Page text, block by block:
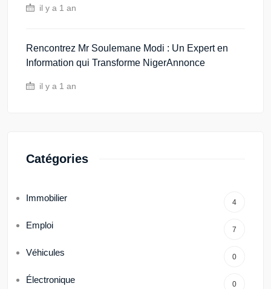
il y a 1 an
Rencontrez Mr Soulemane Modi : Un Expert en
Information qui Transforme NigerAnnonce
il y a 1 an
Catégories
Immobilier 4
Emploi 7
Véhicules 0
Électronique 0